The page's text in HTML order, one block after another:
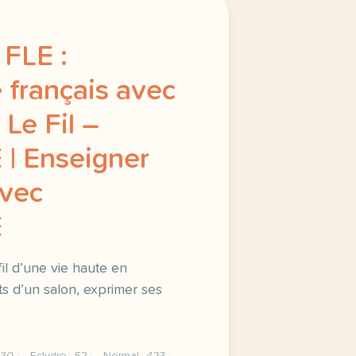
:
avec
Fil –
| Enseigner
d’une vie haute en
d’un salon, exprimer ses